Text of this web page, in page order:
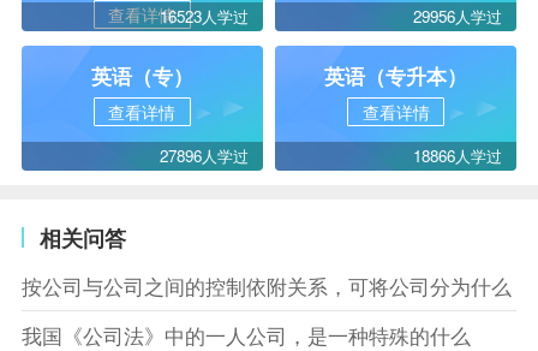
查看详情16523人学过 29956人学过
英语（专）
查看详情
27896人学过
英语（专升本）
查看详情
18866人学过
相关问答
按公司与公司之间的控制依附关系，可将公司分为什么
我国《公司法》中的一人公司，是一种特殊的什么